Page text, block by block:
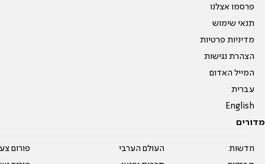
פרסמו אצלנו
תנאי שימוש
מדיניות פרטיות
הצהרת נגישות
המייל האדום
עברית
English
מדורים
חדשות
העולם הערבי
פורום